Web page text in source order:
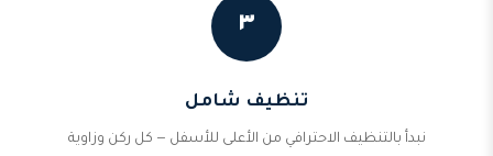
٣
تنظيف شامل
نبدأ بالتنظيف الاحترافي من الأعلى للأسفل — كل ركن وزاوية